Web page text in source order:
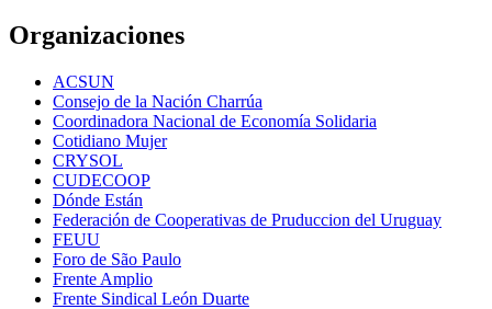
Organizaciones
ACSUN
Consejo de la Nación Charrúa
Coordinadora Nacional de Economía Solidaria
Cotidiano Mujer
CRYSOL
CUDECOOP
Dónde Están
Federación de Cooperativas de Pruduccion del Uruguay
FEUU
Foro de São Paulo
Frente Amplio
Frente Sindical León Duarte